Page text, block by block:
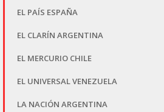
EL PAÍS ESPAÑA
EL CLARÍN ARGENTINA
EL MERCURIO CHILE
EL UNIVERSAL VENEZUELA
LA NACIÓN ARGENTINA